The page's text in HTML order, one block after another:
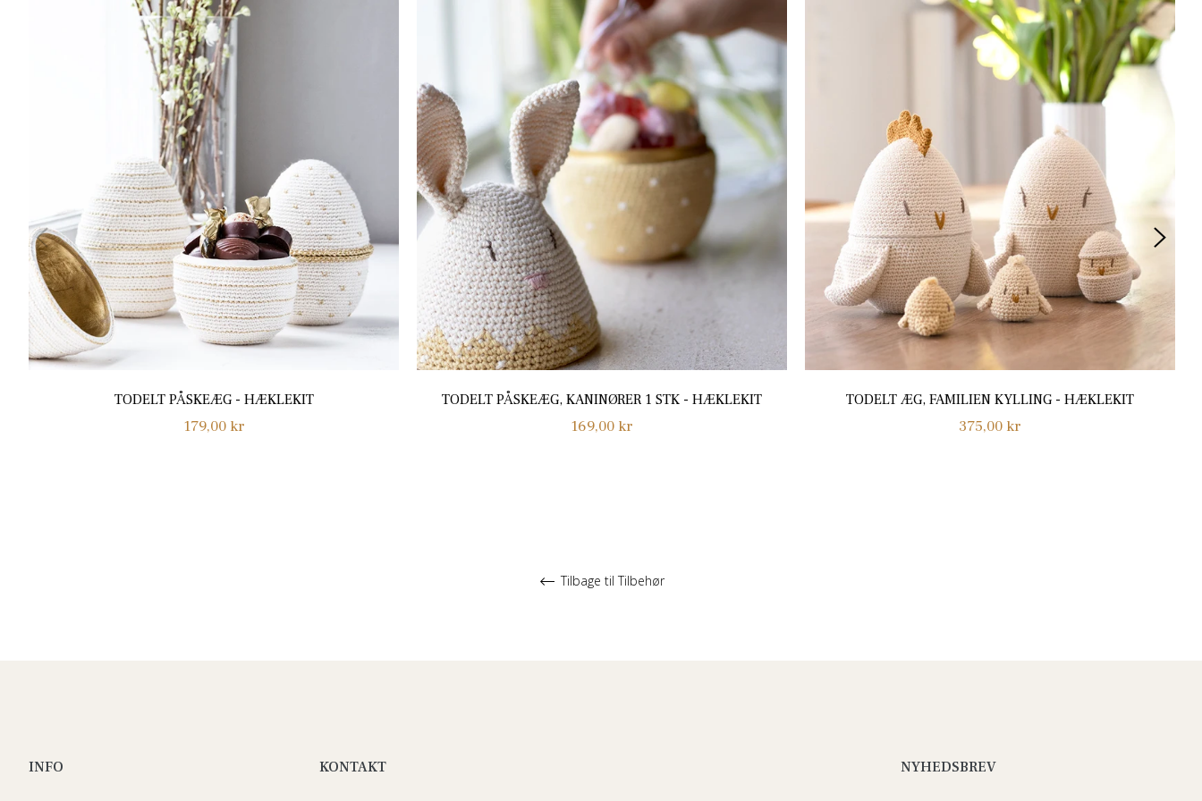
TODELT PÅSKEÆG - HÆKLEKIT
Normalpris
179,00 kr
TODELT PÅSKEÆG, KANINØRER 1 STK - HÆKLEKIT
Normalpris
169,00 kr
TODELT ÆG, FAMILIEN KYLLING - HÆKLEKIT
Normalpris
375,00 kr
Tilbage til Tilbehør
INFO KONTAKT NYHEDSBREV